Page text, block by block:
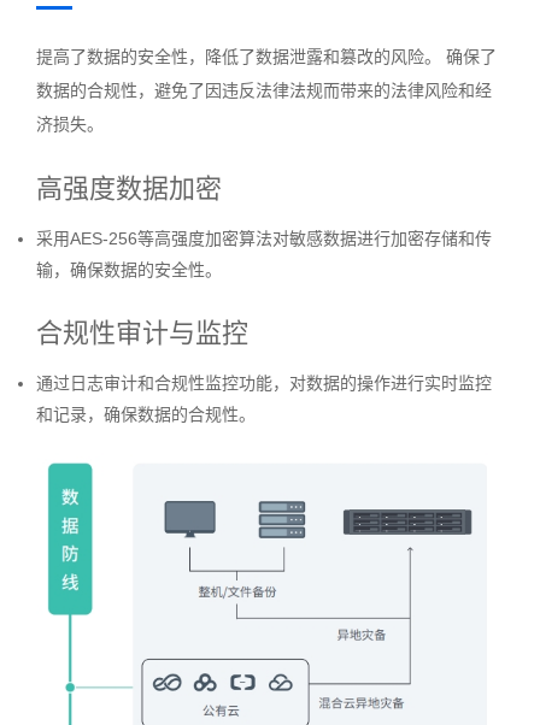
提高了数据的安全性，降低了数据泄露和篡改的风险。 确保了
数据的合规性，避免了因违反法律法规而带来的法律风险和经
济损失。
高强度数据加密
采用AES-256等高强度加密算法对敏感数据进行加密存储和传
输，确保数据的安全性。
合规性审计与监控
通过日志审计和合规性监控功能，对数据的操作进行实时监控
和记录，确保数据的合规性。